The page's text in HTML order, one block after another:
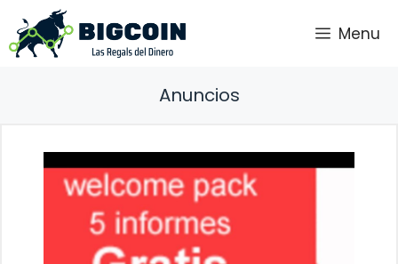
Saltar
al
contenido
Menu
Anuncios